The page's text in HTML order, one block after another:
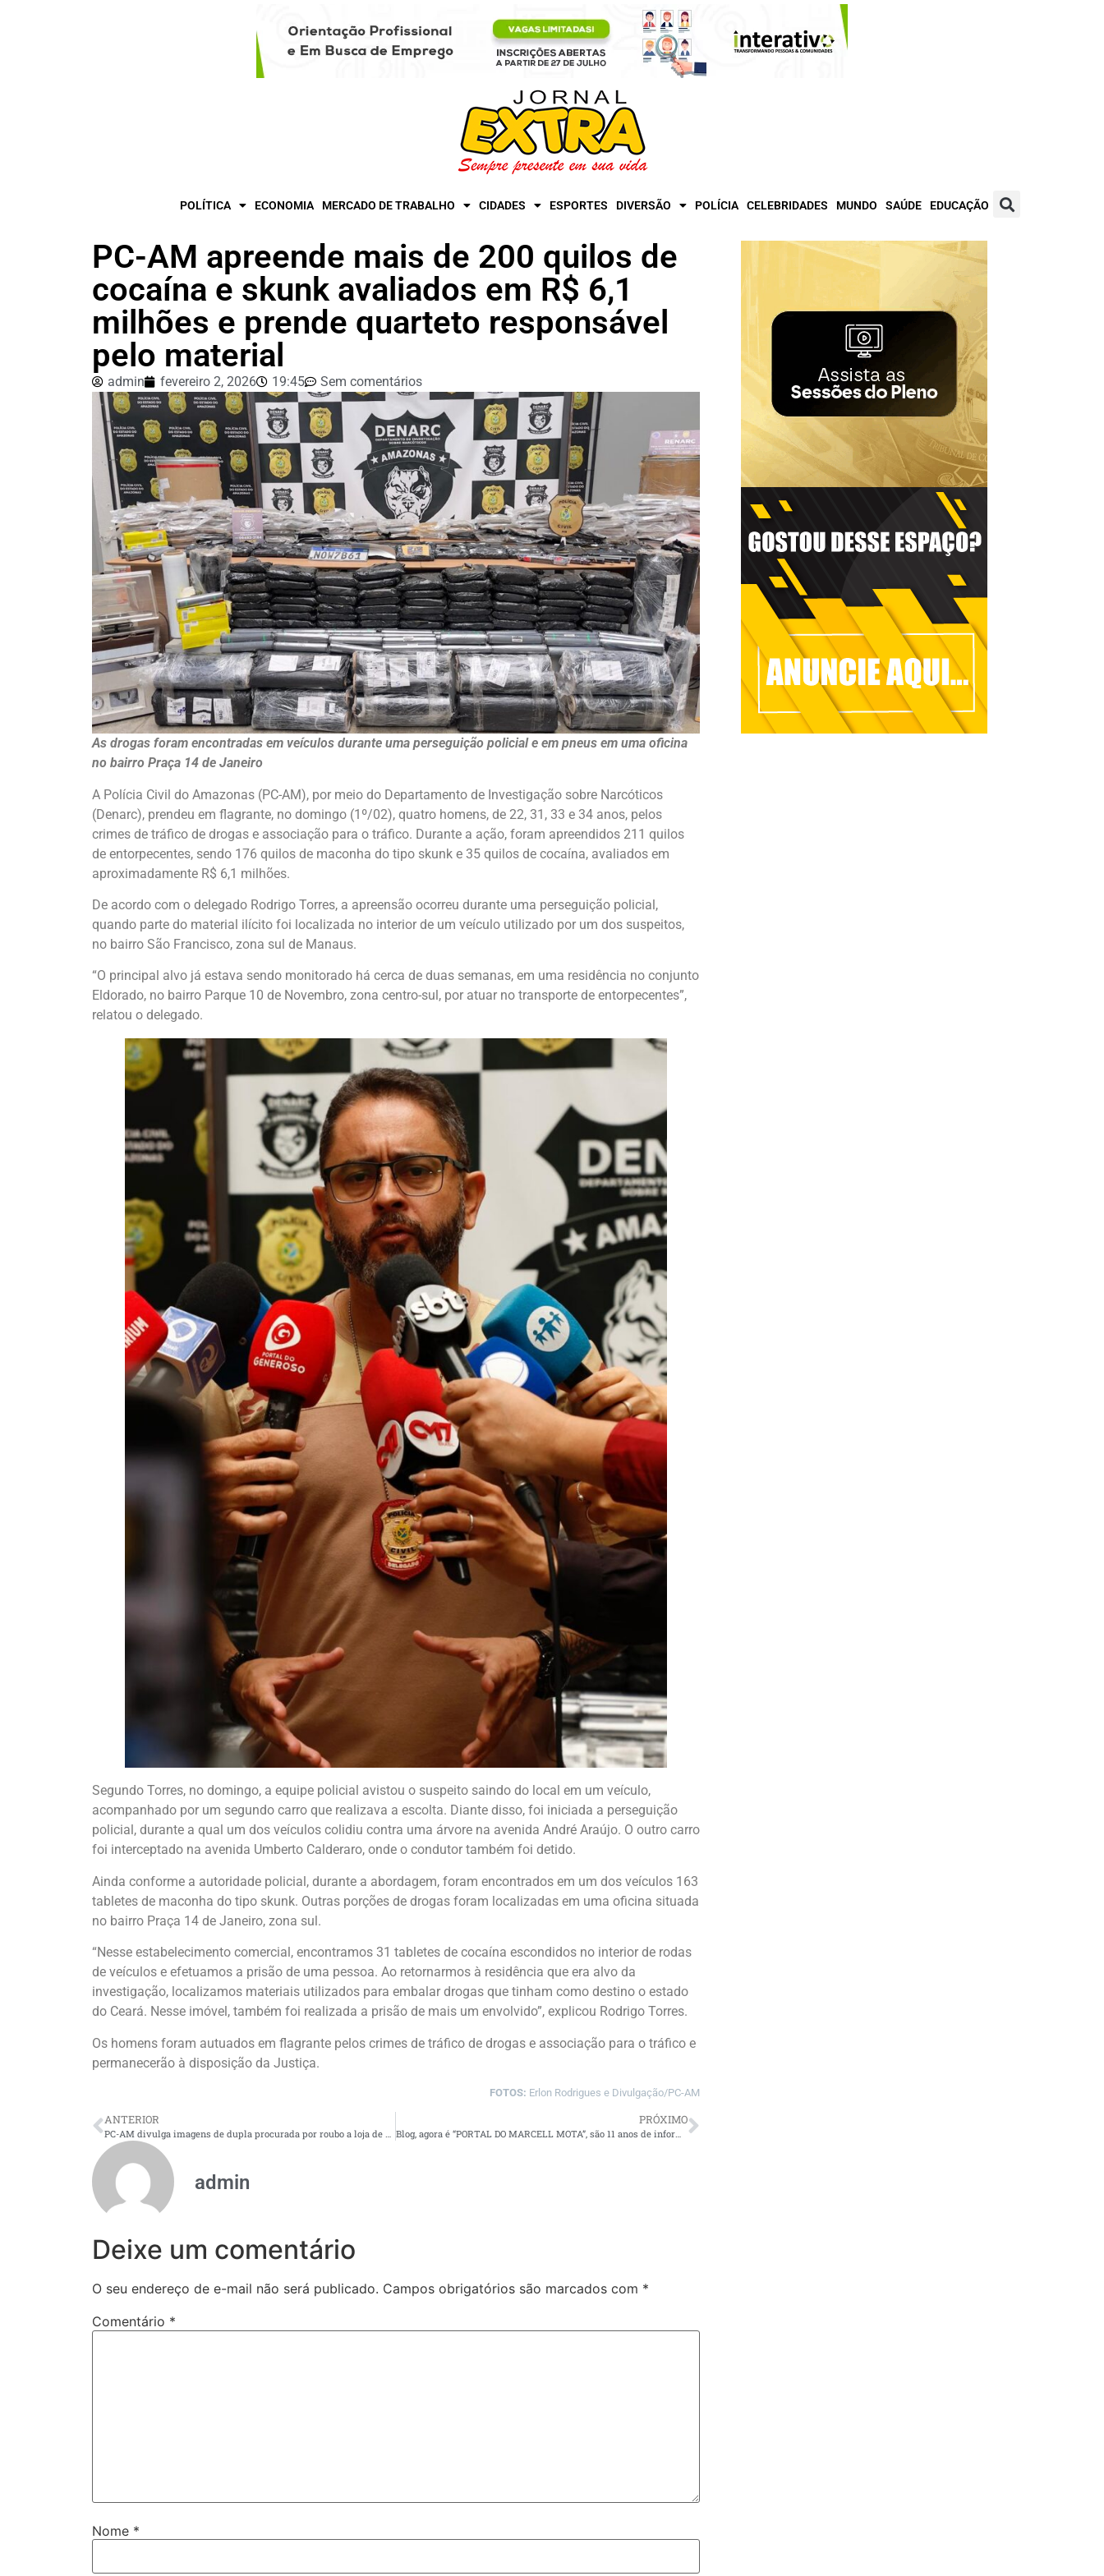
POLÍTICA ECONOMIA MERCADO DE TRABALHO CIDADES ESPORTES DIVERSÃO POLÍCIA CELEBRIDADES MUNDO SAÚDE EDUCAÇÃO
PC-AM apreende mais de 200 quilos de
cocaína e skunk avaliados em R$ 6,1
milhões e prende quarteto responsável
pelo material
admin fevereiro 2, 2026 19:45 Sem comentários
As drogas foram encontradas em veículos durante uma perseguição policial e em pneus em uma oficina
no bairro Praça 14 de Janeiro
A Polícia Civil do Amazonas (PC-AM), por meio do Departamento de Investigação sobre Narcóticos
(Denarc), prendeu em flagrante, no domingo (1º/02), quatro homens, de 22, 31, 33 e 34 anos, pelos
crimes de tráfico de drogas e associação para o tráfico. Durante a ação, foram apreendidos 211 quilos
de entorpecentes, sendo 176 quilos de maconha do tipo skunk e 35 quilos de cocaína, avaliados em
aproximadamente R$ 6,1 milhões.
De acordo com o delegado Rodrigo Torres, a apreensão ocorreu durante uma perseguição policial,
quando parte do material ilícito foi localizada no interior de um veículo utilizado por um dos suspeitos,
no bairro São Francisco, zona sul de Manaus.
“O principal alvo já estava sendo monitorado há cerca de duas semanas, em uma residência no conjunto
Eldorado, no bairro Parque 10 de Novembro, zona centro-sul, por atuar no transporte de entorpecentes”,
relatou o delegado.
Segundo Torres, no domingo, a equipe policial avistou o suspeito saindo do local em um veículo,
acompanhado por um segundo carro que realizava a escolta. Diante disso, foi iniciada a perseguição
policial, durante a qual um dos veículos colidiu contra uma árvore na avenida André Araújo. O outro carro
foi interceptado na avenida Umberto Calderaro, onde o condutor também foi detido.
Ainda conforme a autoridade policial, durante a abordagem, foram encontrados em um dos veículos 163
tabletes de maconha do tipo skunk. Outras porções de drogas foram localizadas em uma oficina situada
no bairro Praça 14 de Janeiro, zona sul.
“Nesse estabelecimento comercial, encontramos 31 tabletes de cocaína escondidos no interior de rodas
de veículos e efetuamos a prisão de uma pessoa. Ao retornarmos à residência que era alvo da
investigação, localizamos materiais utilizados para embalar drogas que tinham como destino o estado
do Ceará. Nesse imóvel, também foi realizada a prisão de mais um envolvido”, explicou Rodrigo Torres.
Os homens foram autuados em flagrante pelos crimes de tráfico de drogas e associação para o tráfico e
permanecerão à disposição da Justiça.
FOTOS: Erlon Rodrigues e Divulgação/PC-AM
ANTERIOR
PC-AM divulga imagens de dupla procurada por roubo a loja de cosméticos no bairro São José Operário
PRÓXIMO
Blog, agora é “PORTAL DO MARCELL MOTA”, são 11 anos de informação e credibilidade
admin
Deixe um comentário
O seu endereço de e-mail não será publicado. Campos obrigatórios são marcados com *
Comentário *
Nome *